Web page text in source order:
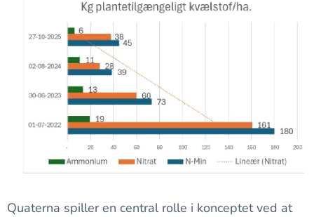
Quaterna spiller en central rolle i konceptet ved at